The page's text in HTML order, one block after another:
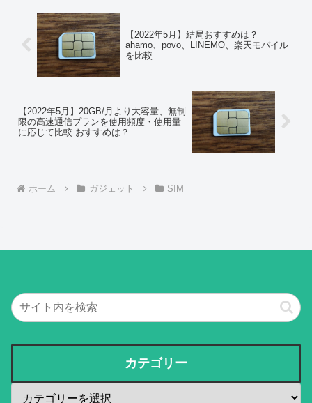
【2022年5月】結局おすすめは？
ahamo、povo、LINEMO、楽天モバイル
を比較
【2022年5月】20GB/月より大容量、無制
限の高速通信プランを使用頻度・使用量
に応じて比較 おすすめは？
ホーム ガジェット SIM
カテゴリー